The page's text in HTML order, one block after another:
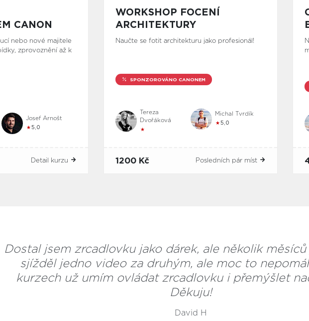
CANON
nebo nové majitele
zprovoznění až k
Josef Arnošt
★ 5,0
Detail kurzu
WORKSHOP FOCENÍ
ARCHITEKTURY
Naučte se fotit architekturu jako profesionál!
SPONZOROVÁNO CANONEM
Tereza
Dvořáková
★
Michal Tvrdík
★ 5,0
1200 Kč Posledních pár míst
Dostal jsem zrcadlovku jako dárek, ale několik
sjížděl jedno video za druhým, ale moc to
kurzech už umím ovládat zrcadlovku i přemýšlet
Děkuju!
David H